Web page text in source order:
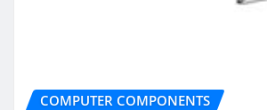
COMPUTER COMPONENTS